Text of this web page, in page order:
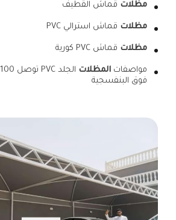
مظلات قماش القطيف
مظلات قماش استرالي PVC
مظلات قماش PVC كورية
مواصفات المظلات
فوق البنفسجية